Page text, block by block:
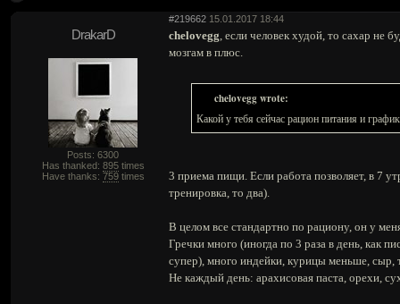
#219662 15.01.2017 18:44
DrakarD
Posts: 6300
Has thanked: 895times
Have thanks: 759times
chelovegg, если человек худой, то сахар не
мозгам в плюс.
chelovegg wrote:
Какой у тебя сейчас рацион питания и
3 приема пищи. Если работа позволяет, в 7
тренировка, то два).
В целом все стандартно по рациону, он у
Гречки много (иногда по 3 раза в день, как
супер), много индейки, курицы меньше, сыр,
Не каждый день: арахисовая паста, орехи,